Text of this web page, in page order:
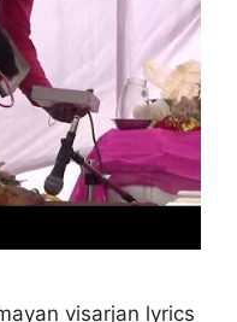
visarjan lyrics